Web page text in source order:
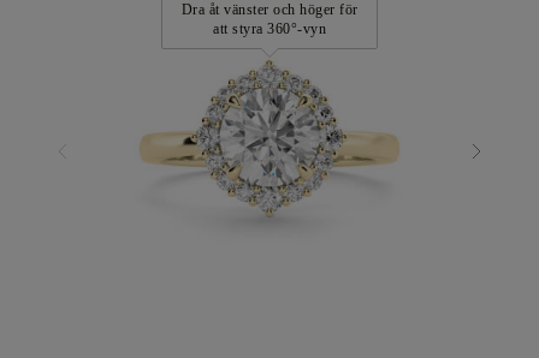
Dra åt vänster och höger för
att styra 360°-vyn